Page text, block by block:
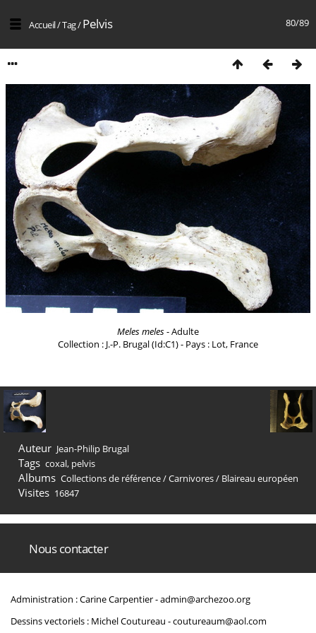
80/89
Accueil/Tag/Pelvis
Meles meles- Adulte
Collection : J.-P. Brugal (Id:C1) - Pays : Lot, France
Auteur Jean-Philip Brugal
Tags coxal, pelvis
Albums Collections de référence/Carnivores/ Blaireau européen
Visites 16847
Nous contacter
Administration : Carine Carpentier -admin@archezoo.org
Dessins vectoriels : Michel Coutureau -coutureaum@aol.com